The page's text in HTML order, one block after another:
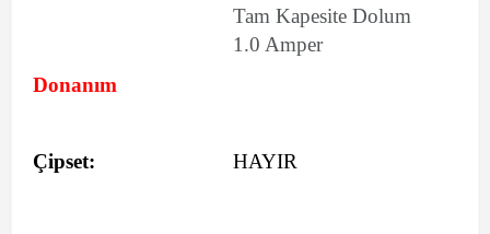
Tam Kapesite Dolum
1.0 Amper
Donanım
Çipset: HAYIR